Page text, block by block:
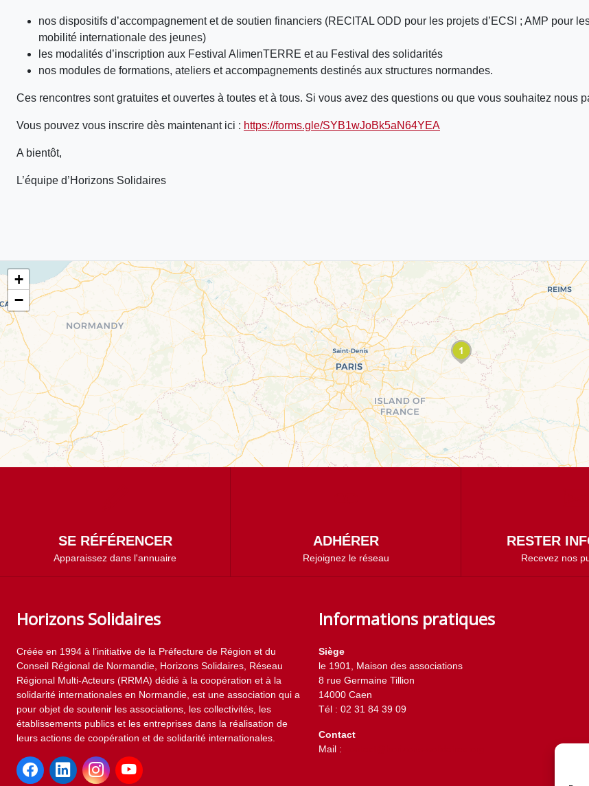
nos dispositifs d’accompagnement et de soutien financiers (RECITAL ODD pour les projets d’ECSI ; AMP pour
mobilité internationale des jeunes)
les modalités d’inscription aux Festival AlimenTERRE et au Festival des solidarités
nos modules de formations, ateliers et accompagnements destinés aux structures normandes.
Ces rencontres sont gratuites et ouvertes à toutes et à tous. Si vous avez des questions ou que vous souhaitez nous
Vous pouvez vous inscrire dès maintenant ici : https://forms.gle/SYB1wJoBk5aN64YEA
A bientôt,
L’équipe d’Horizons Solidaires
+
−
SE RÉFÉRENCER
Apparaissez dans l'annuaire
ADHÉRER
Rejoignez le réseau
RESTER
Recevez nos
Horizons Solidaires
Créée en 1994 à l’initiative de la Préfecture de Région et du
Conseil Régional de Normandie, Horizons Solidaires, Réseau
Régional Multi-Acteurs (RRMA) dédié à la coopération et à la
solidarité internationales en Normandie, est une association qui a
pour objet de soutenir les associations, les collectivités, les
établissements publics et les entreprises dans la réalisation de
leurs actions de coopération et de solidarité internationales.
Informations pratiques
Siège
le 1901, Maison des associations
8 rue Germaine Tillion
14000 Caen
Tél : 02 31 84 39 09
Contact
Mail :